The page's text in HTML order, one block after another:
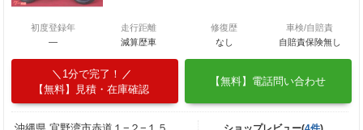
初度登録年
―
走行距離
減算歴車
修復歴
なし
車検/自賠責
自賠責保険無し
1分で完了！
【無料】見積・在庫確認
【無料】電話問い合わせ